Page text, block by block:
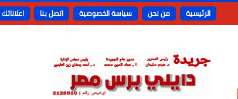
الرئيسية من نحن سياسة الخصوصية اتصل بنا